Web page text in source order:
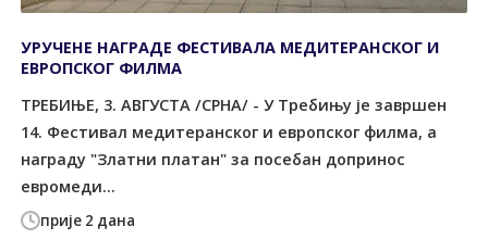
прије 2 дана
УРУЧЕНЕ НАГРАДЕ ФЕСТИВАЛА МЕДИТЕРАНСКОГ И
ЕВРОПСКОГ ФИЛМА
ТРЕБИЊЕ, 3. АВГУСТА /СРНА/ - У Требињу је завршен
14. Фестивал медитеранског и европског филма, а
награду "Златни платан" за посебан допринос
евромеди...